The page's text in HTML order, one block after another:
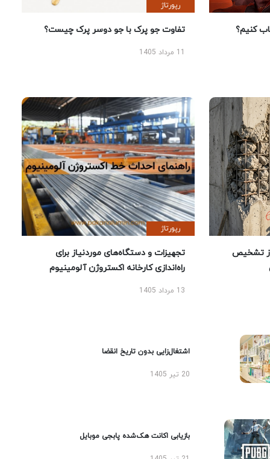
کنیم؟
رپورتاژ
تفاوت جو پرک با جو دوسر پرک چیست؟
تشخیص
رپورتاژ
تجهیزات و دستگاه‌های موردنیاز برای
راه‌اندازی کارخانه اکستروژن آلومینیوم
13 مرداد 1405
اشتغال‌زایی بدون تاریخ انقضا
20 تیر 1405
بازیابی اکانت هک‌شده پابجی موبایل